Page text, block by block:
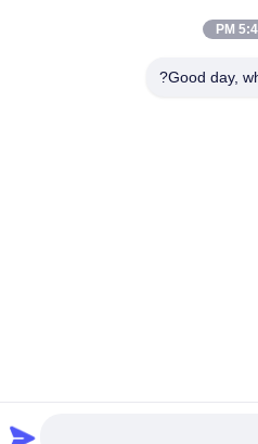
، تشنغدو ، سيتشوان ، الصين
5:40
Good day,